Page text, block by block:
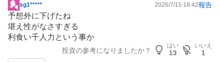
掲
示
板
記
sg1***** 2026/7/15 18:42報告
予想外に下げたね
堪え性がなさすぎる
利食い千人力という事か
投資の参考になりましたか？
はい
13
いいえ
1